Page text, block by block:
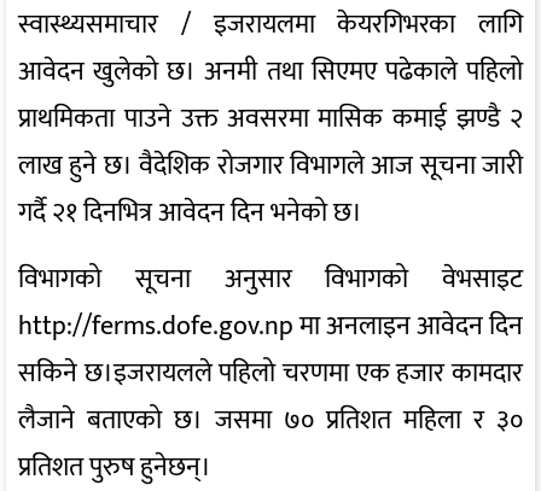
स्वास्थ्यसमाचार / इजरायलमा केयरगिभरका लागि
आवेदन खुलेको छ। अनमी तथा सिएमए पढेकाले पहिलो
प्राथमिकता पाउने उक्त अवसरमा मासिक कमाई झण्डै २
लाख हुने छ। वैदेशिक रोजगार विभागले आज सूचना जारी
गर्दै २१ दिनभित्र आवेदन दिन भनेको छ।
विभागको सूचना अनुसार विभागको वेभसाइट
http://ferms.dofe.gov.np मा अनलाइन आवेदन दिन
सकिने छ।इजरायलले पहिलो चरणमा एक हजार कामदार
लैजाने बताएको छ। जसमा ७० प्रतिशत महिला र ३०
प्रतिशत पुरुष हुनेछन्।